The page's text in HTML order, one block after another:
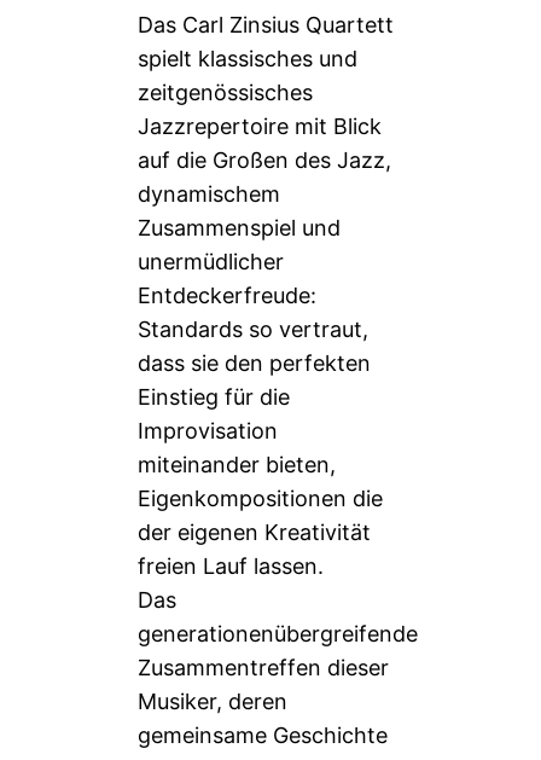
Das Carl Zinsius Quartett
spielt klassisches und
zeitgenössisches
Jazzrepertoire mit Blick
auf die Großen des Jazz,
dynamischem
Zusammenspiel und
unermüdlicher
Entdeckerfreude:
Standards so vertraut,
dass sie den perfekten
Einstieg für die
Improvisation
miteinander bieten,
Eigenkompositionen die
der eigenen Kreativität
freien Lauf lassen.
Das
generationenübergreifende
Zusammentreffen dieser
Musiker, deren
gemeinsame Geschichte